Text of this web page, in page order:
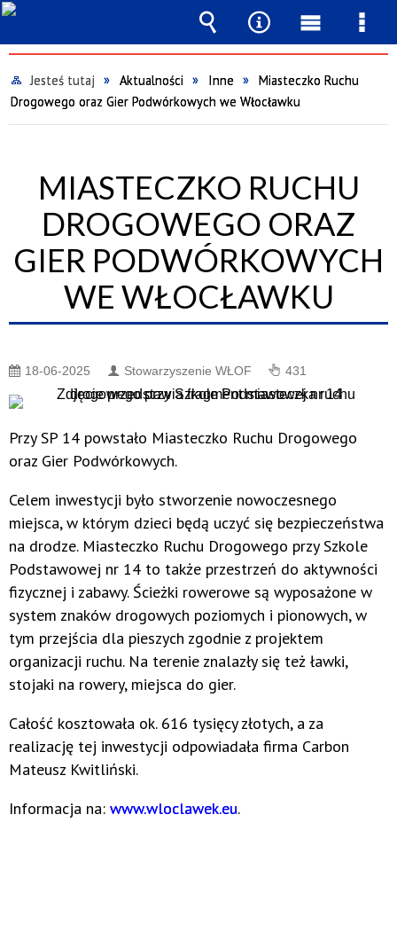
Jesteś tutaj Aktualności Inne
Miasteczko Ruchu
Drogowego oraz Gier Podwórkowych we Włocławku
MIASTECZKO RUCHU
DROGOWEGO ORAZ
GIER PODWÓRKOWYCH
WE WŁOCŁAWKU
18-06-2025 Stowarzyszenie WŁOF 431
Przy SP 14 powstało Miasteczko Ruchu Drogowego
oraz Gier Podwórkowych.
Celem inwestycji było stworzenie nowoczesnego
miejsca, w którym dzieci będą uczyć się bezpieczeństwa
na drodze. Miasteczko Ruchu Drogowego przy Szkole
Podstawowej nr 14 to także przestrzeń do aktywności
fizycznej i zabawy. Ścieżki rowerowe są wyposażone w
system znaków drogowych poziomych i pionowych, w
tym przejścia dla pieszych zgodnie z projektem
organizacji ruchu. Na terenie znalazły się też ławki,
stojaki na rowery, miejsca do gier.
Całość kosztowała ok. 616 tysięcy złotych, a za
realizację tej inwestycji odpowiadała firma Carbon
Mateusz Kwitliński.
Informacja na: www.wloclawek.eu.
Wyszukiwarka
Narzędzia
Menu
główne